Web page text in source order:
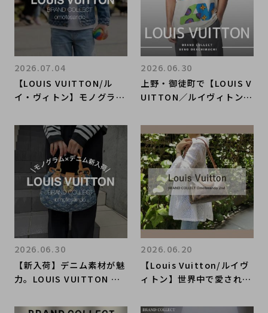
【LOUIS VUITTON/ル
イ・ヴィトン】モノグラム
2026.07.04
上野・御徒町で【LOUIS V
UITTON／ルイヴィトン】
コレクト上野御徒町店｜Gr
aphic Print T-Shirt／グ
ラフィックプリントTシャ
ツ入荷｜Buy & Sell Luxu
ry in Ueno Tokyo｜Tax
-Free Available
2026.06.30
【新入荷】デニム素材が魅
力。LOUIS VUITTON モ
介。
2026.06.30
【Louis Vuitton/ルイヴ
ィトン】世界中で愛される
中！お得な買取金額20％U
2026.06.20